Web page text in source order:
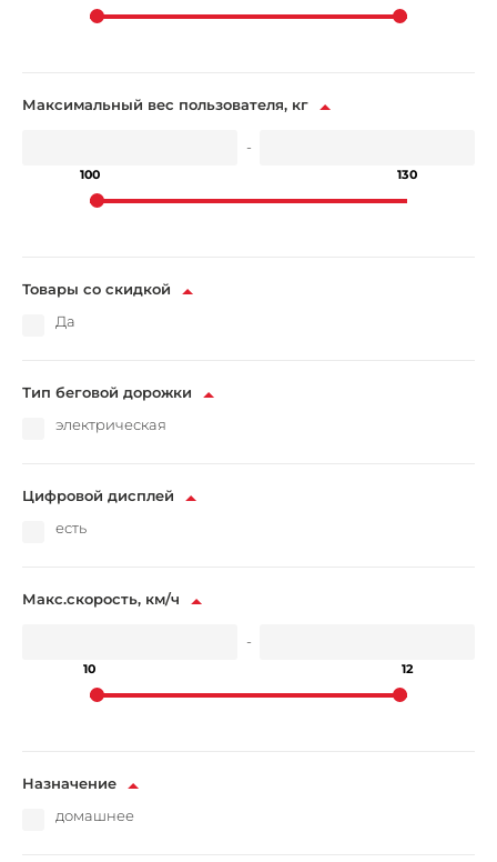
Максимальный вес пользователя, кг
-
100 130
Товары со скидкой
Да
Тип беговой дорожки
электрическая
Цифровой дисплей
есть
Макс.скорость, км/ч
-
10 12
Назначение
домашнее